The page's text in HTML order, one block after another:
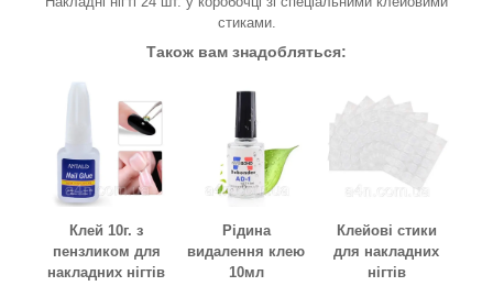
стиками.
Також вам знадобляться:
Клей 10г. з
пензликом для
накладних нігтів
Рідина
видалення клею
10мл
Клейові стики
для накладних
нігтів